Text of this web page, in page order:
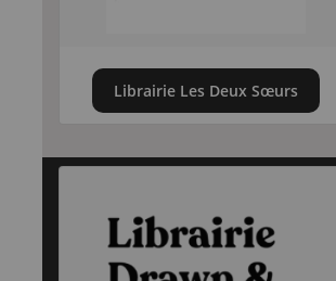
Librairie Les Deux Sœurs